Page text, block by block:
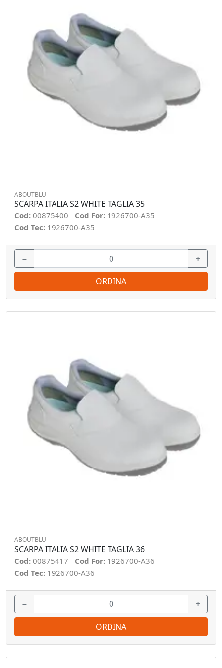
ABOUTBLU
SCARPA ITALIA S2 WHITE TAGLIA 35
Cod: 00875400 Cod For: 1926700-A35
Cod Tec: 1926700-A35
− +
ORDINA
ABOUTBLU
SCARPA ITALIA S2 WHITE TAGLIA 36
Cod: 00875417 Cod For: 1926700-A36
Cod Tec: 1926700-A36
− +
ORDINA